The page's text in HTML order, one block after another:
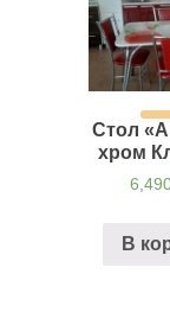
Стол
хром
В